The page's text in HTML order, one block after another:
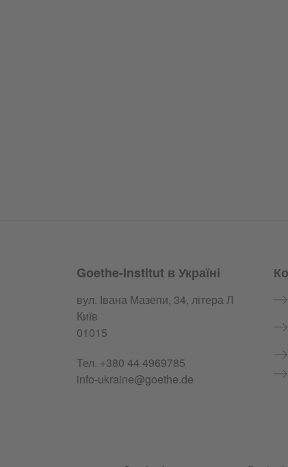
Service- und Informationsbereich
Goethe-Institut в Україні
вул. Івана Мазепи, 34, літера Л
Київ
01015
Тел. +380 44 4969785
info-ukraine@goethe.de